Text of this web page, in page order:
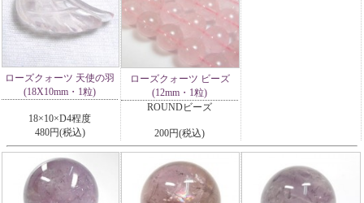
ローズクォーツ 天使の羽
(18X10mm・1粒)
18×10×D4程度
480円(税込)
ローズクォーツ ビーズ
(12mm・1粒)
ROUNDビーズ
200円(税込)